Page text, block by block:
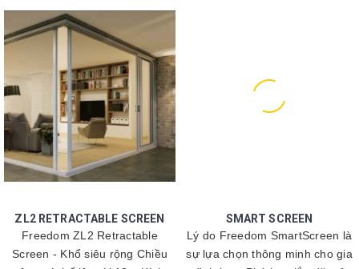
ZL2 RETRACTABLE SCREEN
Freedom ZL2 Retractable
Screen - Khổ siêu rộng Chiều
SMART SCREEN
Lý do Freedom SmartScreen là
sự lựa chọn thông minh cho gia